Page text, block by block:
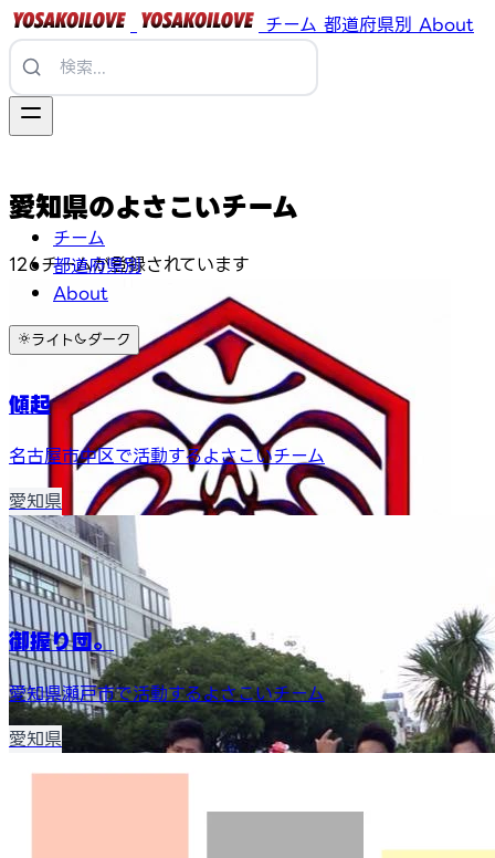
チーム 都道府県別 About
チーム
都道府県別
About
ライト ダーク
愛知県のよさこいチーム
126チームが登録されています
傾起
名古屋市中区で活動するよさこいチーム
愛知県
御握り団。
愛知県瀬戸市で活動するよさこいチーム
愛知県